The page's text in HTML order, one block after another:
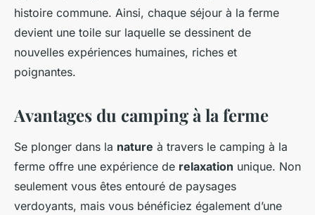
histoire commune. Ainsi, chaque séjour à la ferme
devient une toile sur laquelle se dessinent de
nouvelles expériences humaines, riches et
poignantes.
Avantages du camping à la ferme
Se plonger dans la nature à travers le camping à la
ferme offre une expérience de relaxation unique. Non
seulement vous êtes entouré de paysages
verdoyants, mais vous bénéficiez également d’une